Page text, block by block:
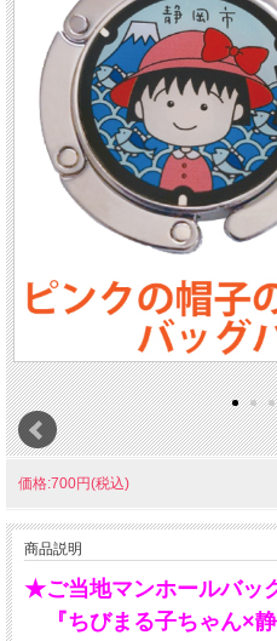
価格:700円(税込)
商品説明
★ご当地マンホールバッ
『ちびまる子ちゃん×